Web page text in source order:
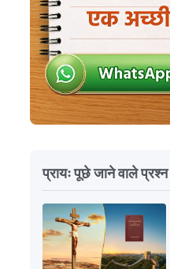
प्रायः पूछे जाने वाले प्रश्न